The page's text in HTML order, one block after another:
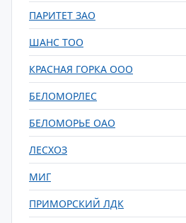
ПАРИТЕТ ЗАО
ШАНС ТОО
КРАСНАЯ ГОРКА ООО
БЕЛОМОРЛЕС
БЕЛОМОРЬЕ ОАО
ЛЕСХОЗ
МИГ
ПРИМОРСКИЙ ЛДК